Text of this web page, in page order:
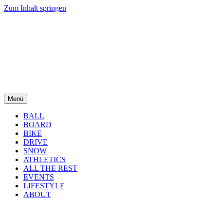
Zum Inhalt springen
Menü
BALL
BOARD
BIKE
DRIVE
SNOW
ATHLETICS
ALL THE REST
EVENTS
LIFESTYLE
ABOUT